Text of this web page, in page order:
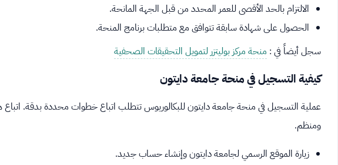
الالتزام بالحد الأقصى للعمر المحدد من قبل الجهة المانحة.
الحصول على شهادة سابقة تتوافق مع متطلبات برنامج المنحة.
سجل أيضاً في : منحة مركز بوليتزر لتمويل التحقيقات الصحفية
كيفية التسجيل في منحة جامعة دايتون
عملية التسجيل في منحة جامعة دايتون للبكالوريوس تتطلب اتباع خطوات محددة بدقة.
ومنظم.
زيارة الموقع الرسمي لجامعة دايتون وإنشاء حساب جديد.